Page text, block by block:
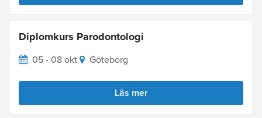
Diplomkurs Parodontologi
05 - 08 okt Göteborg
Läs mer